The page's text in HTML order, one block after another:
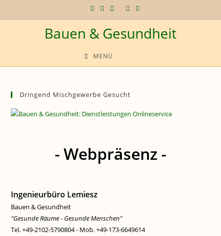
Inhalt
Bauen & Gesundheit
MENÜ
Dringend Mischgewerbe Gesucht
- Webpräsenz -
Ingenieurbüro Lemiesz
Bauen & Gesundheit
"Gesunde Räume - Gesunde Menschen"
Tel. +49-2102-5790804 - Mob. +49-173-6649614